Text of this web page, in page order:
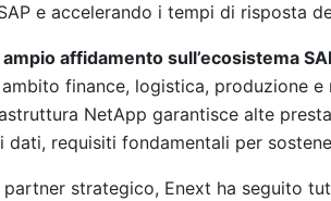
e accelerando i tempi di risposta
ampio affidamento sull’ecosistema
finance, logistica, produzione
NetApp garantisce alte
dati, requisiti fondamentali per
partner strategico, Enext ha seguito